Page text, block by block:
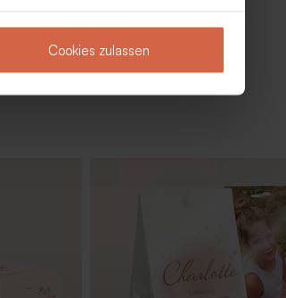
Cookies zulassen
Optik
Dankeskarte zur Konfirmation